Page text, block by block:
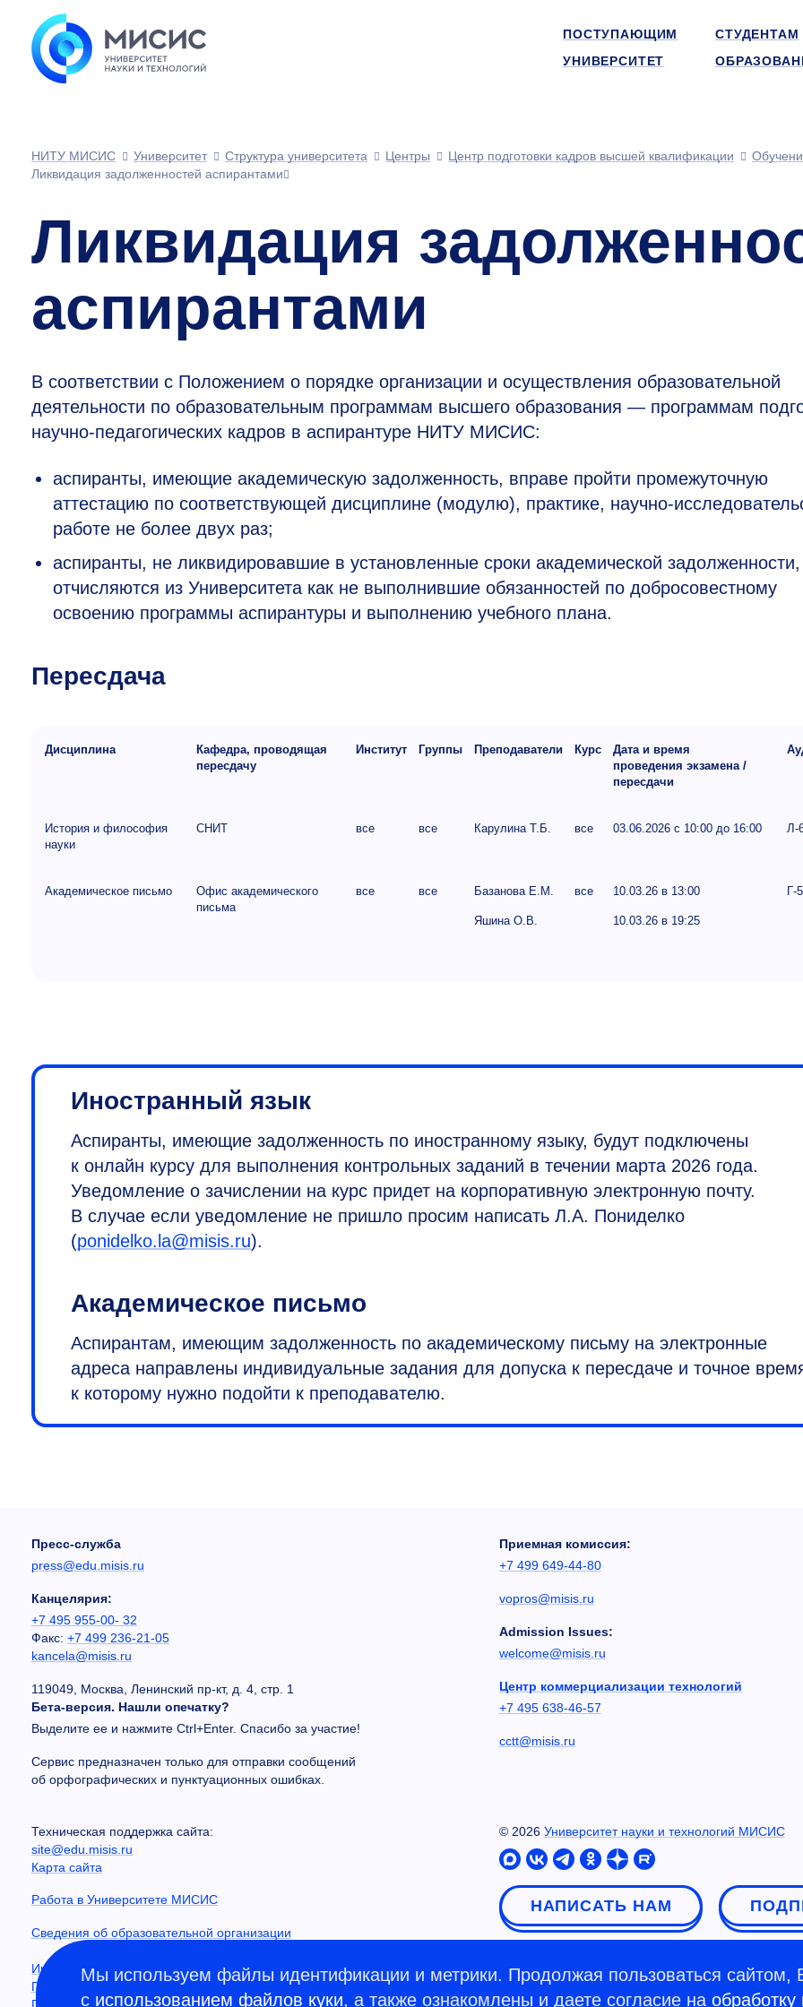
ПОСТУПАЮЩИМ
СТУДЕНТАМ
УНИВЕРСИТЕТ
НИТУ МИСИС Университет Структура университета Центры Центр подготовки кадров высшей квалификации
Ликвидация задолженностей аспирантами
Ликвидация
аспирантами
В соответствии с Положением о порядке организации и осуществления образовательной
деятельности по образовательным программам высшего образования — программам
научно-педагогических кадров в аспирантуре НИТУ МИСИС:
аспиранты, имеющие академическую задолженность, вправе пройти промежуточную
аттестацию по соответствующей дисциплине (модулю), практике, научно-
работе не более двух раз;
аспиранты, не ликвидировавшие в установленные сроки академической задолженности,
отчисляются из Университета как не выполнившие обязанностей по добросовестному
освоению программы аспирантуры и выполнению учебного плана.
Пересдача
Дисциплина
Кафедра, проводящая
пересдачу
Институт Группы Преподаватели Курс
Дата и время
проведения экзамена /
пересдачи
История и философия
науки
СНИТ все все Карулина Т.Б. все 03.06.2026 с 10:00 до 16:00 Л-
Академическое письмо
Офис академического
письма
все все Базанова Е.М.
Яшина О.В.
все 10.03.26 в 13:00
10.03.26 в 19:25
Г-
Иностранный язык
Аспиранты, имеющие задолженность по иностранному языку, будут подключены
к онлайн курсу для выполнения контрольных заданий в течении марта 2026 года.
Уведомление о зачислении на курс придет на корпоративную электронную почту.
В случае если уведомление не пришло просим написать Л.А. Пониделко
(ponidelko.la@misis.ru).
Академическое письмо
Аспирантам, имеющим задолженность по академическому письму на электронные
адреса направлены индивидуальные задания для допуска к пересдаче и точное
к которому нужно подойти к преподавателю.
Пресс-служба
press@edu.misis.ru
Канцелярия:
+7 495 955-00- 32
Факс: +7 499 236-21-05
kancela@misis.ru
119049, Москва, Ленинский пр-кт, д. 4, стр. 1
Бета-версия. Нашли опечатку?
Выделите ее и нажмите Ctrl+Enter. Спасибо за участие!
Сервис предназначен только для отправки сообщений
об орфографических и пунктуационных ошибках.
Приемная комиссия:
+7 499 649-44-80
vopros@misis.ru
Admission Issues:
welcome@misis.ru
Центр коммерциализации технологий
+7 495 638-46-57
cctt@misis.ru
Техническая поддержка сайта:
site@edu.misis.ru
Карта сайта
Работа в Университете МИСИС
Сведения об образовательной организации
Информация о закупках
Противодействие коррупции
© 2026 Университет науки и технологий МИСИС
НАПИСАТЬ НАМ
Мы используем файлы идентификации и метрики. Продолжая пользоваться сайтом,
с использованием файлов куки, а также ознакомлены и даете согласие на